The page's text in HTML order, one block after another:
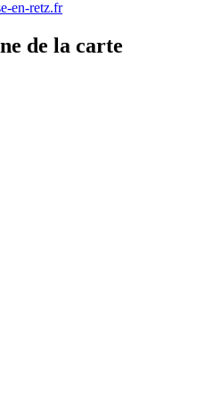
en-retz.fr
de la carte